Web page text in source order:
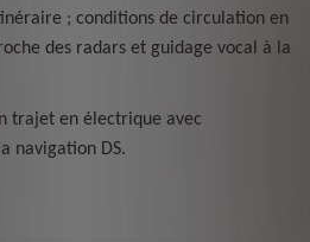
; conditions de circulation en
des radars et guidage vocal à la
trajet en électrique avec
navigation DS.